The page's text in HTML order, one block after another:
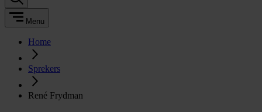
Menu
Home
Sprekers
René Frydman